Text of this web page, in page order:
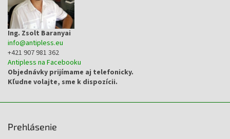
Ing. Zsolt Baranyai
info@antipless.eu
+421 907 981 362
Antipless na Facebooku
Objednávky prijímame aj telefonicky.
Kľudne volajte, sme k dispozícii.
Prehlásenie